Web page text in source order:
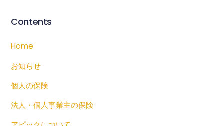
Contents
Home
お知らせ
個人の保険
法人・個人事業主の保険